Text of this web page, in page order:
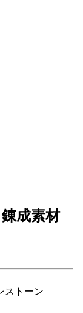
成素材
ストーン